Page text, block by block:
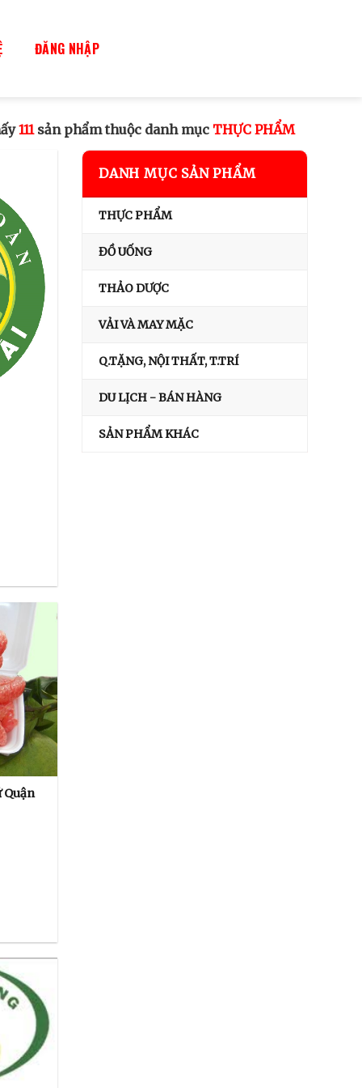
ĐĂNG NHẬP
111sản phẩm thuộc danh mục THỰC PHẨM
Quận
DANH MỤC SẢN PHẨM
THỰC PHẨM
ĐỒ UỐNG
THẢO DƯỢC
VẢI VÀ MAY MẶC
Q.TẶNG, NỘI THẤT, T.TRÍ
DU LỊCH - BÁN HÀNG
SẢN PHẨM KHÁC